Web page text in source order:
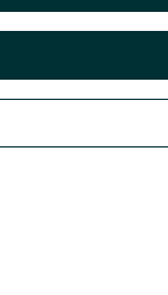
Czat